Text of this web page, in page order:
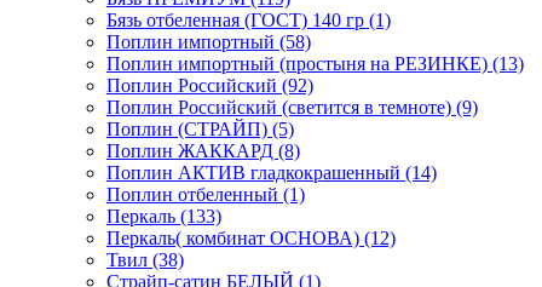
Бязь отбеленная (ГОСТ) 140 гр (1)
Поплин импортный (58)
Поплин импортный (простыня на РЕЗИНКЕ) (13)
Поплин Российский (92)
Поплин Российский (светится в темноте) (9)
Поплин (СТРАЙП) (5)
Поплин ЖАККАРД (8)
Поплин АКТИВ гладкокрашенный (14)
Поплин отбеленный (1)
Перкаль (133)
Перкаль( комбинат ОСНОВА) (12)
Твил (38)
Страйп-сатин БЕЛЫЙ (1)